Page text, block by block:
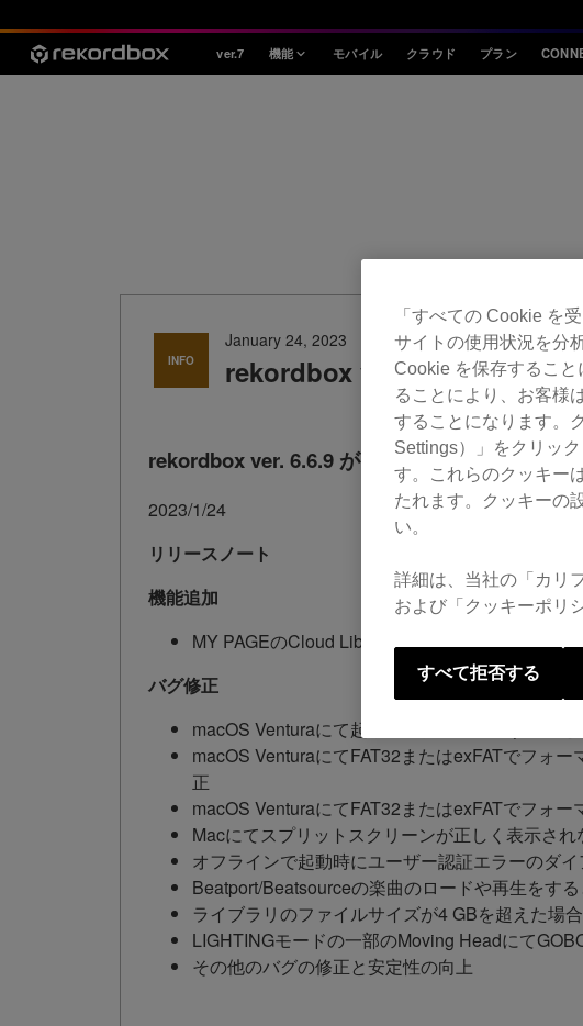
ver.7 機能 モバイル クラウド プラン
INFO
January 24, 2023
rekordbox ver. 6.6.9 がリリ
rekordbox ver. 6.6.9 がリリースされました。
2023/1/24
リリースノート
機能追加
MY PAGEのCloud Library Syncの設定に楽曲フ
バグ修正
macOS Venturaにて起動時にクラッシュすること
macOS VenturaにてFAT32またはexFATでフォ
正
macOS VenturaにてFAT32またはexFATでフォ
Macにてスプリットスクリーンが正しく表示さ
オフラインで起動時にユーザー認証エラーのダ
Beatport/Beatsourceの楽曲のロードや再生をす
ライブラリのファイルサイズが4 GBを超えた場
LIGHTINGモードの一部のMoving Headにて
その他のバグの修正と安定性の向上
「すべての Cookie を
サイトの使用状況を分
Cookie を保存するこ
ることにより、お客様
することになります。
Settings）」をクリッ
す。これらのクッキー
たれます。クッキーの
い。
詳細は、当社の「カリ
および「クッキーポリ
すべて拒否する